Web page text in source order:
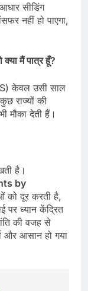
सीडिंग
नहीं हो पाएगा,
मैं पात्र हूँ?
केवल उसी साल
राज्यों की
मौका देती हैं।
है।
by
को दूर करती है,
पर ध्यान केंद्रित
की वजह से
और आसान हो गया